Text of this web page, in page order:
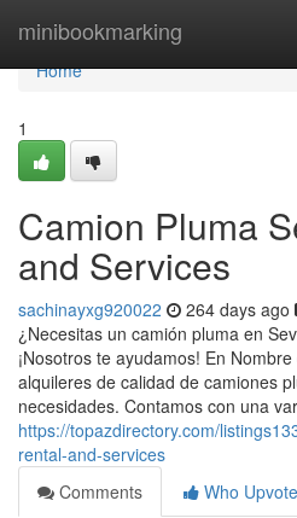
minibookmarking
Home
Home
1
Camion Pluma
and Services
sachinayxg920022 264 days ago
¿Necesitas un camión pluma en
¡Nosotros te ayudamos! En
alquileres de calidad de camiones
necesidades. Contamos con una
https://topazdirectory.com/
rental-and-services
Comments
Who